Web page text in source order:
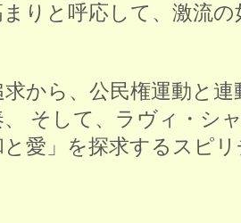
りと呼応して、激流の
から、公民権運動と連
そして、ラヴィ・シ
愛」を探求するスピ